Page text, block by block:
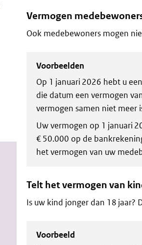
Vermogen
Ook medebewoners mogen
Voorbeelden
Op 1 januari 2026 hebt u
die datum een vermogen
vermogen samen niet meer
Uw vermogen op 1 januari
€ 50.000 op de
het vermogen van uw
Telt het vermogen van
Is uw kind jonger dan 18 jaar?
Voorbeeld